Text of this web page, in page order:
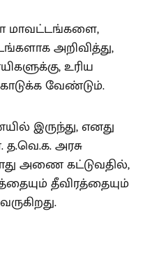
மாவட்டங்களை,
அறிவித்து,
உரிய
வேண்டும்.
இருந்து, எனது
அரசு
அணை கட்டுவதில்,
தீவிரத்தையும்